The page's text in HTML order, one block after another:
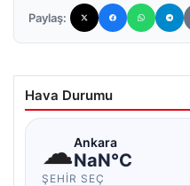
Paylaş:
Hava Durumu
☁Ankara
NaN°C
ŞEHIR SEÇ